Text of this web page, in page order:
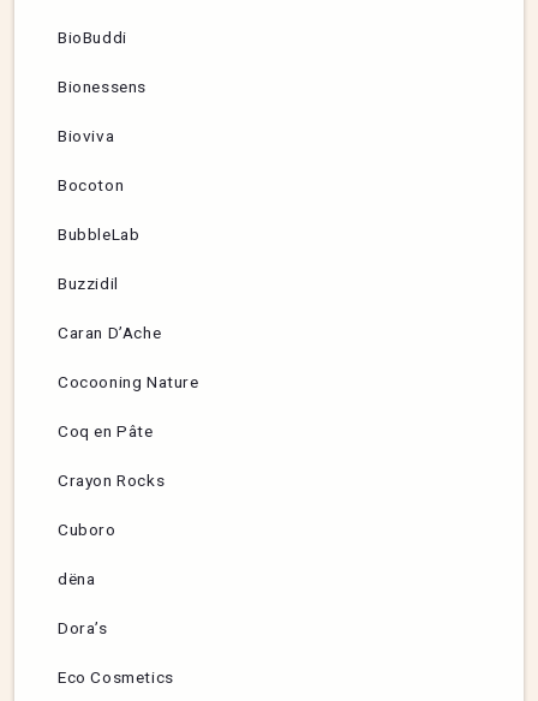
BioBuddi
Bionessens
Bioviva
Bocoton
BubbleLab
Buzzidil
Caran D’Ache
Cocooning Nature
Coq en Pâte
Crayon Rocks
Cuboro
dëna
Dora’s
Eco Cosmetics